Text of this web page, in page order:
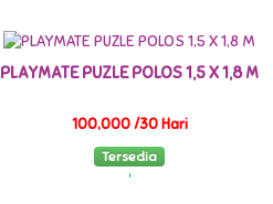
PLAYMATE PUZLE POLOS 1,5 X 1,8 M
100,000 /30 Hari
Tersedia